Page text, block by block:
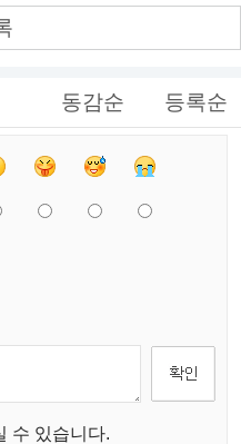
동감순 등록순
수 있습니다.